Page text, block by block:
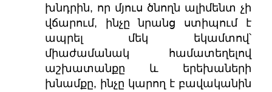
խնդրին, որ մյուս ծնողն ալիմենտ չի
վճարում, ինչը նրանց ստիպում է
ապրել մեկ եկամտով՝
միաժամանակ համատեղելով
աշխատանքը և երեխաների
խնամքը, ինչը կարող է բավականին